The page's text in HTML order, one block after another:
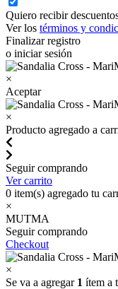
Quiero recibir
Ver los términos y
Finalizar registro
o iniciar sesión
×
Aceptar
×
Producto agregado a
Seguir comprando
Ver carrito
0 item(s) agregado tu
×
MUTMA
Seguir comprando
Checkout
×
Se va a agregar 1 ítem a